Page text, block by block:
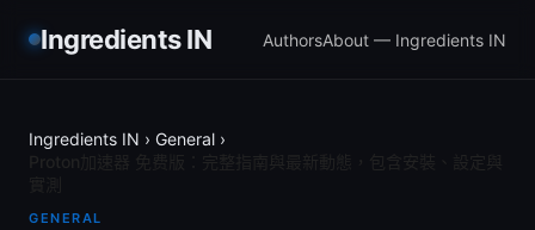
Ingredients IN AuthorsAbout — Ingredients IN
Ingredients IN › General ›
GENERAL